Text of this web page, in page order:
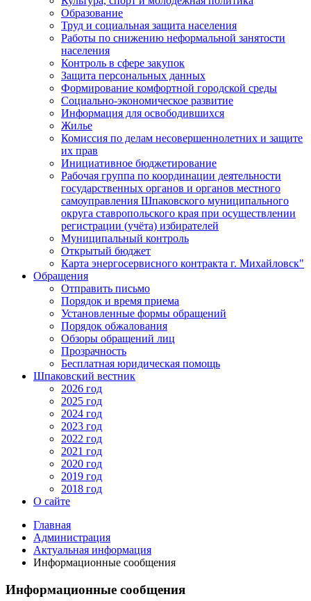
Образование
Труд и социальная защита населения
Работы по снижению неформальной занятости
населения
Контроль в сфере закупок
Защита персональных данных
Формирование комфортной городской среды
Социально-экономическое развитие
Информация для освободившихся
Жилье
Комиссия по делам несовершеннолетних и защите
их прав
Инициативное бюджетирование
Рабочая группа по координации деятельности
государственных органов и органов местного
самоуправления Шпаковского муниципального
округа ставропольского края при осуществлении
регистрации (учёта) избирателей
Муниципальный контроль
Открытый бюджет
Карта энергосервисного контракта г. Михайловск"
Обращения
Отправить письмо
Порядок и время приема
Установленные формы обращений
Порядок обжалования
Обзоры обращений лиц
Прозрачность
Бесплатная юридическая помощь
Шпаковский вестник
2026 год
2025 год
2024 год
2023 год
2022 год
2021 год
2020 год
2019 год
2018 год
О сайте
Главная
Администрация
Актуальная информация
Информационные сообщения
Информационные сообщения